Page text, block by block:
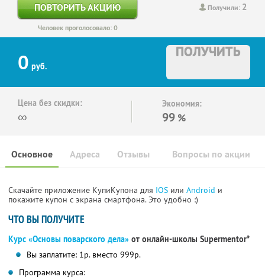
Получили: 2
ПОВТОРИТЬ АКЦИЮ
Человек проголосовало: 0
0 руб.
ПОЛУЧИТЬ
Цена без скидки:
∞
Экономия:
99 %
Основное Отзывы Вопросы по акции
Адреса
Скачайте приложение КупиКупона для IOS или Android и
покажите купон с экрана смартфона. Это удобно :)
ЧТО ВЫ ПОЛУЧИТЕ
Курс «Основы поварского дела» от онлайн-школы Supermentor*
Вы заплатите: 1р. вместо 999р.
Программа курса: